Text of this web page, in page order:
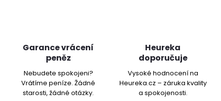
Garance vrácení
peněz
Nebudete spokojeni?
Vrátíme peníze. Žádné
starosti, žádné otázky.
Heureka
doporučuje
Vysoké hodnocení na
Heureka.cz – záruka kvality
a spokojenosti.